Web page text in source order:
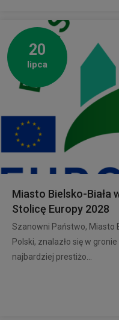
20
lipca
Miasto Bielsko-Biała
Stolicę Europy 2028
Szanowni Państwo, Miasto
Polski, znalazło się w
najbardziej prestiżo...